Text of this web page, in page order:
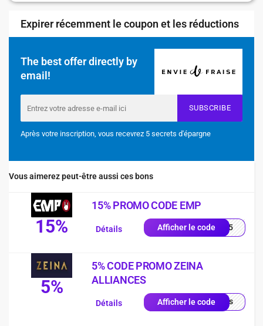
Expirer récemment le coupon et les réductions
The best offer directly by
email!
SUBSCRIBE
Après votre inscription, vous recevrez 5 secrets d'épargne
Vous aimerez peut-être aussi ces bons
15%
15% PROMO CODE EMP
Afficher le codees15
Détails
5%
5% CODE PROMO ZEINA
ALLIANCES
Afficher le codequis
Détails